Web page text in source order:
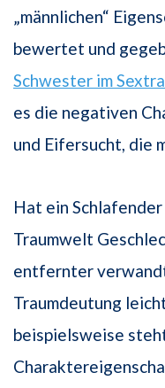
„männlichen“
bewertet und
Schwester im
es die negativen
und Eifersucht, die
Hat ein
Traumwelt
entfernter
Traumdeutung
beispielsweise